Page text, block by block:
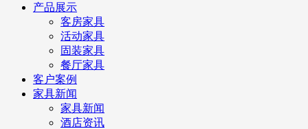
产品展示
客房家具
活动家具
固装家具
餐厅家具
客户案例
家具新闻
家具新闻
酒店资讯